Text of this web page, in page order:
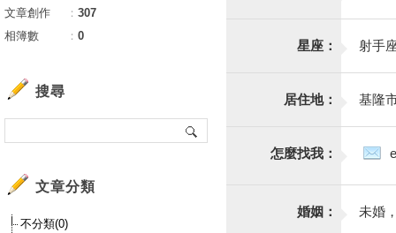
星座： 射手
居住地： 基隆
怎麼找我：
婚姻： 未婚
文章創作
： 307
相簿數
： 0
搜尋
文章分類
不分類(0)